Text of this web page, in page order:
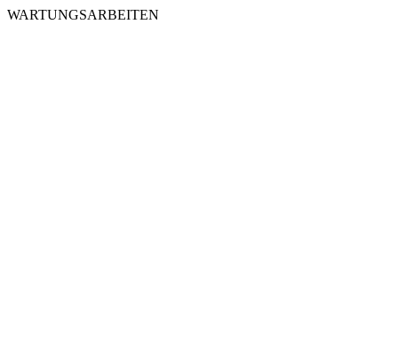
WARTUNGSARBEITEN